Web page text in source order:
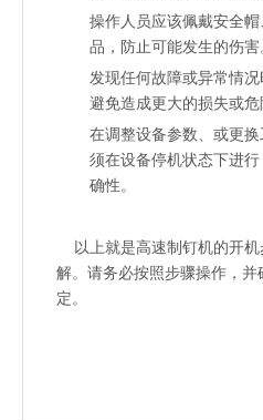
操作人员应该佩戴安全
品，防止可能发生的伤害
发现任何故障或异常情
避免造成更大的损失或危
在调整设备参数、或更
须在设备停机状态下进
确性。
以上就是高速制钉机的开机
解。请务必按照步骤操作，
定。